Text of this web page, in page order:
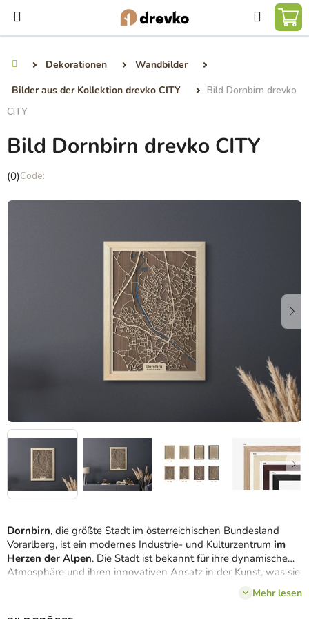
Inhalt
springen
Suchen
Dekorationen
Wandbilder
Bilder aus der Kollektion drevko CITY
Bild Dornbirn drevko
CITY
Dornbirn, die größte Stadt im österreichischen Bundesland
Vorarlberg, ist ein modernes Industrie- und Kulturzentrum im
Herzen der Alpen. Die Stadt ist bekannt für ihre dynamische
Atmosphäre und ihren innovativen Ansatz in der Kunst, was sie
zu einem attraktiven Ziel für Besucher und Einwohner
gleichermaßen macht. Holen Sie sich die Stadt aus der
Vogelperspektive in Form einer
Mehr lesen
Bild Dornbirn drevko CITY
Die
Produktbewertung
(0)